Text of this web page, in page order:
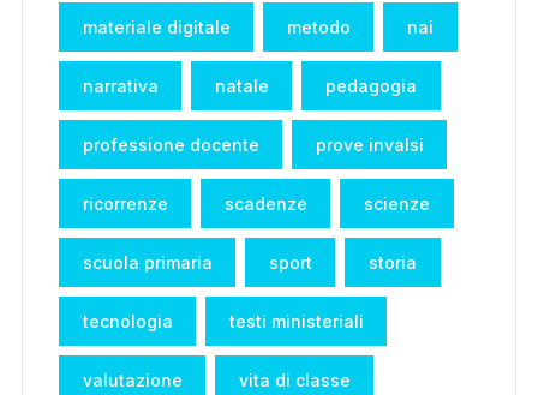
materiale digitale metodo nai
narrativa natale pedagogia
professione docente prove invalsi
ricorrenze scadenze scienze
scuola primaria sport storia
tecnologia testi ministeriali
valutazione vita di classe